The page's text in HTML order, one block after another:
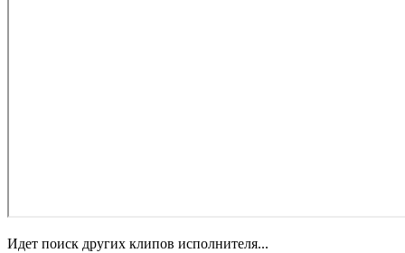
Идет поиск других клипов исполнителя...